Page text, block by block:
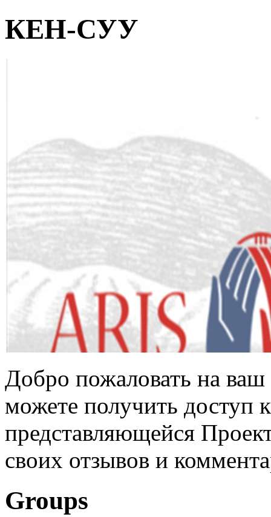
КЕН-СУУ
Добро пожаловать на
можете получить доступ
представляющейся
своих отзывов и
Groups